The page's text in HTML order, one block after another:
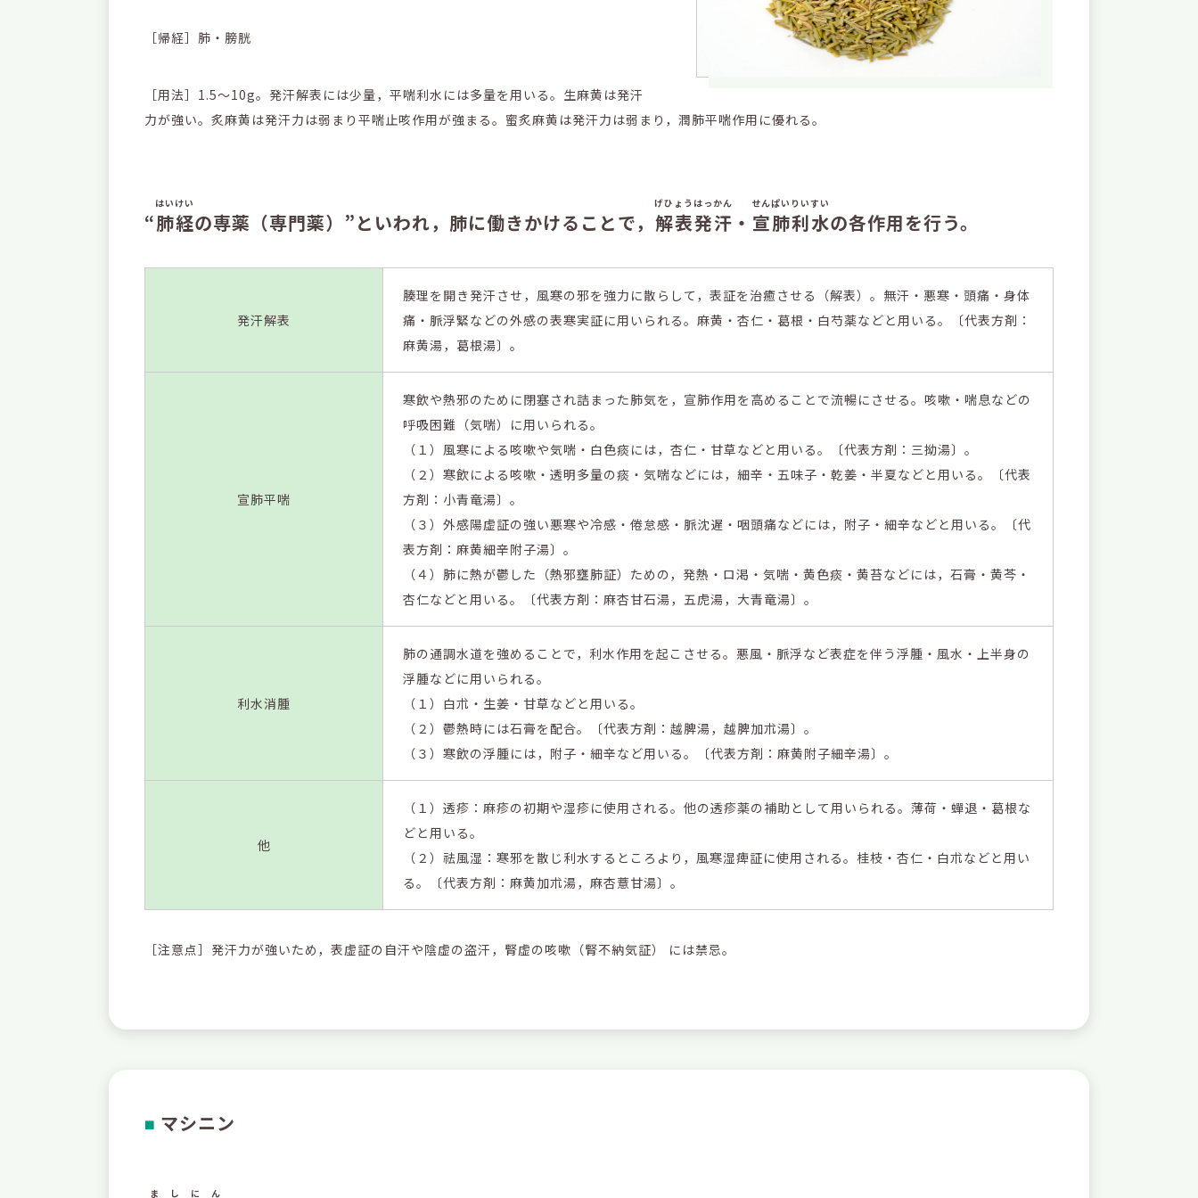
［帰経］肺・膀胱
［用法］1.5～10g。発汗解表には少量，平喘利水には多量を用いる。生麻黄は発汗
力が強い。炙麻黄は発汗力は弱まり平喘止咳作用が強まる。蜜炙麻黄は発汗力は弱まり，潤肺平喘作用に優れる。
“肺経
はいけい
の専薬（専門薬）”といわれ，肺に働きかけることで， 解表発汗
げひょうはっかん
・ 宣肺利水
せんぱいりいすい
の各作用を行う。
発汗解表
腠理を開き発汗させ，風寒の邪を強力に散らして，表証を治癒させる（解表）。無汗・悪寒・頭痛・身体
痛・脈浮緊などの外感の表寒実証に用いられる。麻黄・杏仁・葛根・白芍薬などと用いる。〔代表方剤：
麻黄湯，葛根湯〕。
宣肺平喘
寒飲や熱邪のために閉塞され詰まった肺気を，宣肺作用を高めることで流暢にさせる。咳嗽・喘息などの
呼吸困難（気喘）に用いられる。
（１）風寒による咳嗽や気喘・白色痰には，杏仁・甘草などと用いる。〔代表方剤：三拗湯〕。
（２）寒飲による咳嗽・透明多量の痰・気喘などには，細辛・五味子・乾姜・半夏などと用いる。〔代表
方剤：小青竜湯〕。
（３）外感陽虚証の強い悪寒や冷感・倦怠感・脈沈遅・咽頭痛などには，附子・細辛などと用いる。〔代
表方剤：麻黄細辛附子湯〕。
（４）肺に熱が鬱した（熱邪壅肺証）ための，発熱・ロ渇・気喘・黄色痰・黄苔などには，石膏・黄芩・
杏仁などと用いる。〔代表方剤：麻杏甘石湯，五虎湯，大青竜湯〕。
利水消腫
肺の通調水道を強めることで，利水作用を起こさせる。悪風・脈浮など表症を伴う浮腫・風水・上半身の
浮腫などに用いられる。
（１）白朮・生姜・甘草などと用いる。
（２）鬱熱時には石膏を配合。〔代表方剤：越脾湯，越脾加朮湯〕。
（３）寒飲の浮腫には，附子・細辛など用いる。〔代表方剤：麻黄附子細辛湯〕。
他
（１）透疹：麻疹の初期や湿疹に使用される。他の透疹薬の補助として用いられる。薄荷・蟬退・葛根な
どと用いる。
（２）祛風湿：寒邪を散じ利水するところより，風寒湿痺証に使用される。桂枝・杏仁・白朮などと用い
る。〔代表方剤：麻黄加朮湯，麻杏薏甘湯〕。
［注意点］発汗力が強いため，表虚証の自汗や陰虚の盗汗，腎虚の咳嗽（腎不納気証） には禁忌。
■ マシニン
ましにん